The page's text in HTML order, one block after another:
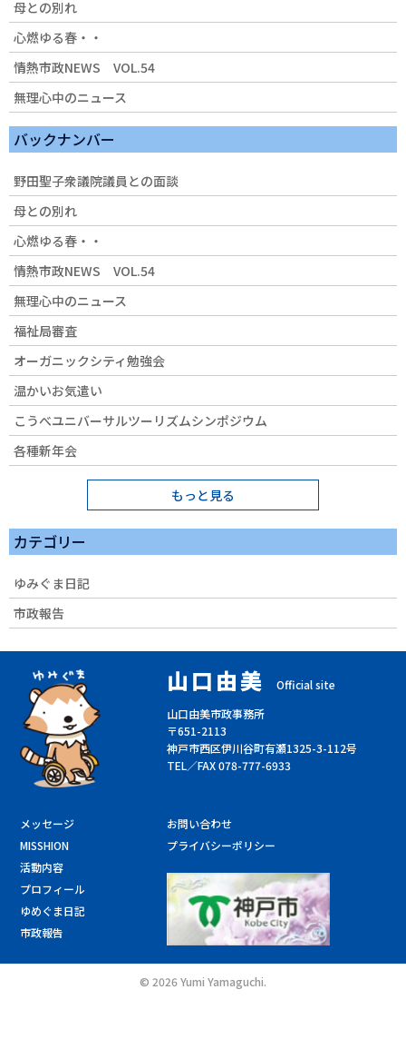
母との別れ
心燃ゆる春・・
情熱市政NEWS VOL.54
無理心中のニュース
バックナンバー
野田聖子衆議院議員との面談
母との別れ
心燃ゆる春・・
情熱市政NEWS VOL.54
無理心中のニュース
福祉局審査
オーガニックシティ勉強会
温かいお気遣い
こうべユニバーサルツーリズムシンポジウム
各種新年会
もっと見る
カテゴリー
ゆみぐま日記
市政報告
山口由美
Official site
山口由美市政事務所
〒651-2113
神戸市西区伊川谷町有瀬1325-3-112号
TEL／FAX 078-777-6933
メッセージ
MISSHION
活動内容
プロフィール
ゆめぐま日記
市政報告
お問い合わせ
プライバシーポリシー
© 2026 Yumi Yamaguchi.